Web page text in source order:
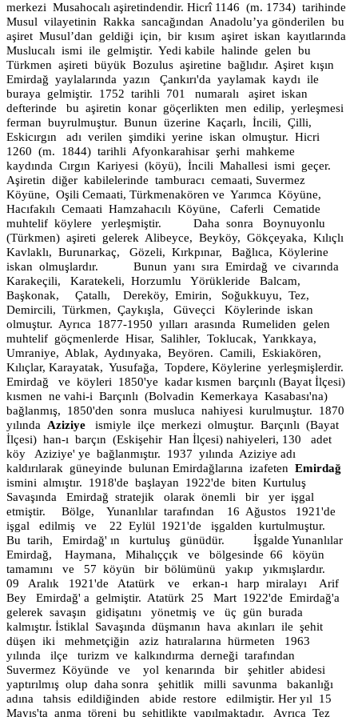
merkezi Musahocalı aşiretindendir. Hicrî 1146 (m. 1734) tarihinde
Musul vilayetinin Rakka sancağından Anadolu’ya gönderilen bu
aşiret Musul’dan geldiği için, bir kısım aşiret iskan kayıtlarında
Muslucalı ismi ile gelmiştir. Yedi kabile halinde gelen bu
Türkmen aşireti büyük Bozulus aşiretine bağlıdır. Aşiret kışın
Emirdağ yaylalarında yazın Çankırı'da yaylamak kaydı ile
buraya
gelmiştir. 1752 tarihli 701 numaralı aşiret iskan
defterinde
bu aşiretin konar göçerlikten men edilip, yerleşmesi
ferman buyrulmuştur. Bunun üzerine Kaçarlı, İncili, Çilli,
Eskicırgın
adı verilen şimdiki yerine iskan olmuştur. Hicri
1260 (m. 1844) tarihli Afyonkarahisar şerhi mahkeme
kaydında Cırgın Kariyesi (köyü), İncili Mahallesi ismi
geçer.
Aşiretin diğer kabilelerinde tamburacı cemaati, Suvermez
Köyüne, Oşili Cemaati, Türkmenakören ve Yarımca Köyüne,
Hacıfakılı Cemaati Hamzahacılı Köyüne, Caferli
Cematide
muhtelif köylere yerleşmiştir. Daha sonra
Boynuyonlu
(Türkmen) aşireti gelerek Alibeyce, Beyköy, Gökçeyaka, Kılıçlı
Kavlaklı, Burunarkaç, Gözeli, Kırkpınar, Bağlıca, Köylerine
iskan olmuşlardır. Bunun yanı sıra Emirdağ ve civarında
Karakeçili,
Karatekeli, Horzumlu Yörükleride
Balcam,
Başkonak,
Çatallı, Dereköy, Emirin, Soğukkuyu, Tez,
Demircili, Türkmen, Çaykışla, Güveçci Köylerinde iskan
olmuştur. Ayrıca 1877-1950 yılları arasında Rumeliden
gelen
muhtelif göçmenlerde Hisar, Salihler, Toklucak, Yarıkkaya,
Umraniye, Ablak, Aydınyaka, Beyören. Camili, Eskiakören,
Kılıçlar, Karayatak, Yusufağa, Topdere, Köylerine yerleşmişlerdir.
Emirdağ
ve köyleri 1850'ye kadar kısmen barçınlı (Bayat İlçesi)
kısmen ne vahi-i Barçınlı (Bolvadin Kemerkaya Kasabası'na)
bağlanmış,
1850'den sonra musluca nahiyesi kurulmuştur.
1870
yılında
Aziziye ismiyle ilçe merkezi olmuştur. Barçınlı (Bayat
İlçesi) han-ı barçın (Eskişehir Han İlçesi) nahiyeleri, 130
adet
köy
Aziziye' ye bağlanmıştır. 1937 yılında Aziziye adı
kaldırılarak
güneyinde bulunan Emirdağlarına izafeten Emirdağ
ismini almıştır. 1918'de başlayan 1922'de biten Kurtuluş
Savaşında
Emirdağ stratejik olarak önemli bir yer işgal
etmiştir.
Bölge, Yunanlılar tarafından 16 Ağustos 1921'de
işgal
edilmiş ve 22 Eylül 1921'de işgalden kurtulmuştur.
Bu tarih, Emirdağ' ın kurtuluş günüdür.
İşgalde Yunanlılar
Emirdağ,
Haymana, Mihalıççık ve bölgesinde 66
köyün
tamamını
ve 57 köyün bir bölümünü yakıp
yıkmışlardır.
09
Aralık 1921'de Atatürk ve erkan-ı harp miralayı
Arif
Bey
Emirdağ' a gelmiştir. Atatürk 25 Mart 1922'de Emirdağ'a
gelerek savaşın gidişatını yönetmiş ve üç gün burada
kalmıştır. İstiklal
Savaşında düşmanın hava akınları ile şehit
düşen iki mehmetçiğin aziz hatıralarına hürmeten
1963
yılında
ilçe turizm ve kalkındırma derneği tarafından
Suvermez Köyünde ve yol kenarında bir şehitler abidesi
yaptırılmış olup daha sonra şehitlik milli savunma
bakanlığı
adına
tahsis edildiğinden abide restore edilmiştir. Her yıl
15
Mayıs'ta anma töreni bu şehitlikte yapılmaktadır. Ayrıca Tez